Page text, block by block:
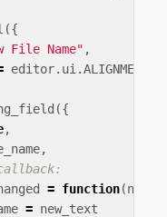
({
File Name" ,
editor. ui .ALIGNMENT
({
,
,
= function(
= new_text